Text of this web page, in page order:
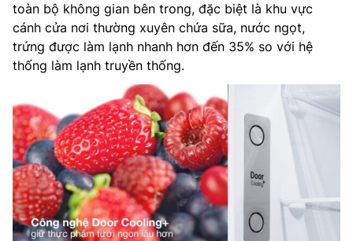
toàn bộ không gian bên trong, đặc biệt là khu vực
cánh cửa nơi thường xuyên chứa sữa, nước ngọt,
trứng được làm lạnh nhanh hơn đến 35% so với hệ
thống làm lạnh truyền thống.